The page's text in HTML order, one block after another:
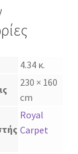
4.34 κ.
230 × 160
cm
Royal
Carpet